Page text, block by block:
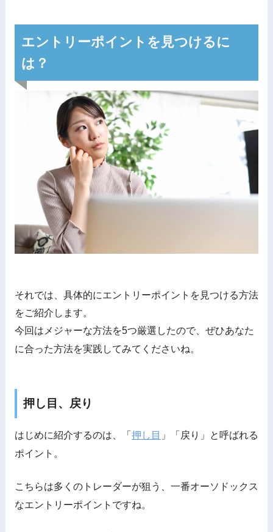
エントリーポイントを見つけるに
は？
それでは、具体的にエントリーポイントを見つける方法
をご紹介します。
今回はメジャーな方法を5つ厳選したので、ぜひあなた
に合った方法を実践してみてくださいね。
押し目、戻り
はじめに紹介するのは、「 押し目 」「戻り」と呼ばれる
ポイント。
こちらは多くのトレーダーが狙う、一番オーソドックス
なエントリーポイントですね。